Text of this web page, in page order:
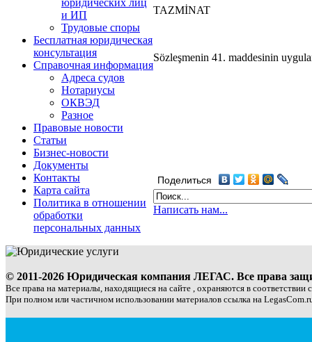
юридических лиц
и ИП
Трудовые споры
Бесплатная юридическая
консультация
Справочная информация
Адреса судов
Нотариусы
ОКВЭД
Разное
Правовые новости
Статьи
Бизнес-новости
Документы
Контакты
Карта сайта
Политика в отношении
обработки
персональных данных
TAZMİNAT
Sözleşmenin 41. maddesinin
Поделиться
Написать нам...
© 2011-2026 Юридическая компания ЛЕГАС. Все права
Все права на материалы, находящиеся на сайте , охраняются в соответствии
При полном или частичном использовании материалов ссылка на